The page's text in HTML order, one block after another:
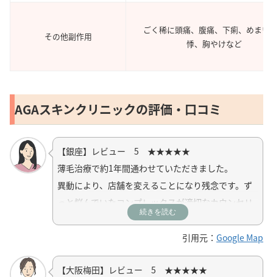
その他副作用
ごく稀に頭痛、腹痛、下痢、めまい
悸、胸やけなど
AGAスキンクリニックの評価・口コミ
【銀座】レビュー 5 ★★★★★
薄毛治療で約1年間通わせていただきました。
異動により、店舗を変えることになり残念です。ず
っと悩んでいたコンプレックスが適切なカウンセリ
ングと処方により今では以前の自分を思い出せない
ほどに変わることができました。
続きを読む
引用元： Google Map
【大阪梅田】レビュー 5 ★★★★★